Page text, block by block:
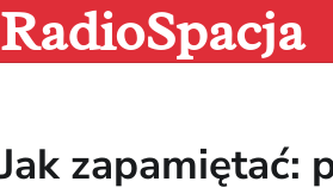
Skip
to
content
RadioSpacja
Jak zapamiętać: